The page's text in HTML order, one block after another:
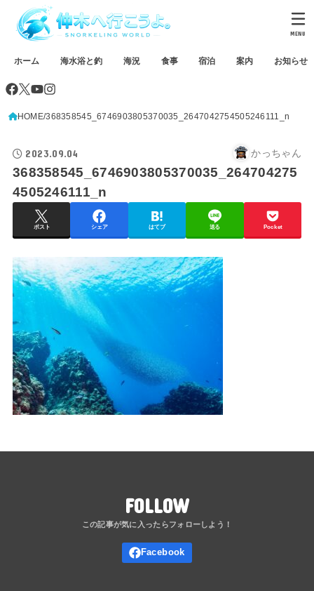
ホーム 海水浴と釣 海況 食事 宿泊 案内 お知らせ
MENU
HOME 368358545_6746903805370035_2647042754505246111_n
2023.09.04 かっちゃん
368358545_6746903805370035_264704275
4505246111_n
ポスト シェア はてブ 送る Pocket
FOLLOW